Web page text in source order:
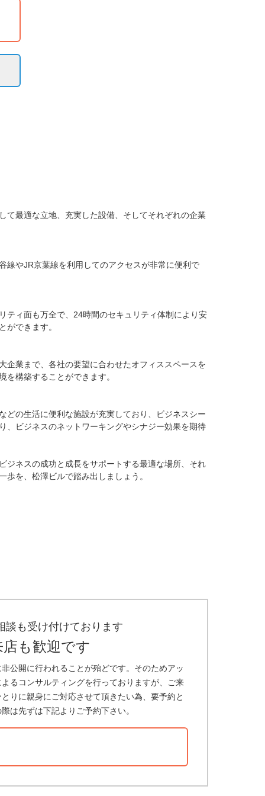
て最適な立地、充実した設備、そしてそれぞれの企業
線やJR京葉線を利用してのアクセスが非常に便利で
ティ面も万全で、24時間のセキュリティ体制により安
ができます。
企業まで、各社の要望に合わせたオフィススペースを
構築することができます。
どの生活に便利な施設が充実しており、ビジネスシー
、ビジネスのネットワーキングやシナジー効果を期待
ジネスの成功と成長をサポートする最適な場所、それ
を、松澤ビルで踏み出しましょう。
談も受け付けております
店も歓迎です
公開に行われることが殆どです。そのためアッ
るコンサルティングを行っておりますが、ご来
りに親身にご対応させて頂きたい為、要予約と
は先ずは下記よりご予約下さい。